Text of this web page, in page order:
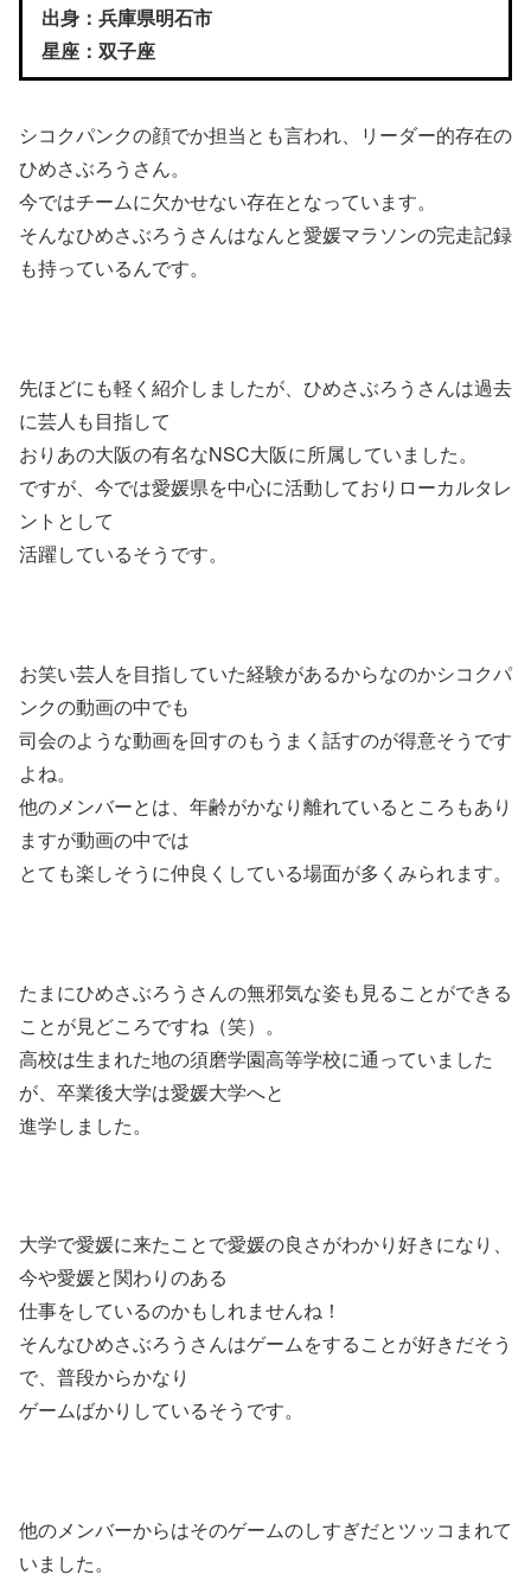
出身：兵庫県明石市
星座：双子座
シコクパンクの顔でか担当とも言われ、リーダー的存在の
ひめさぶろうさん。
今ではチームに欠かせない存在となっています。
そんなひめさぶろうさんはなんと愛媛マラソンの完走記録
も持っているんです。
先ほどにも軽く紹介しましたが、ひめさぶろうさんは過去
に芸人も目指して
おりあの大阪の有名なNSC大阪に所属していました。
ですが、今では愛媛県を中心に活動しておりローカルタレ
ントとして
活躍しているそうです。
お笑い芸人を目指していた経験があるからなのかシコクパ
ンクの動画の中でも
司会のような動画を回すのもうまく話すのが得意そうです
よね。
他のメンバーとは、年齢がかなり離れているところもあり
ますが動画の中では
とても楽しそうに仲良くしている場面が多くみられます。
たまにひめさぶろうさんの無邪気な姿も見ることができる
ことが見どころですね（笑）。
高校は生まれた地の須磨学園高等学校に通っていました
が、卒業後大学は愛媛大学へと
進学しました。
大学で愛媛に来たことで愛媛の良さがわかり好きになり、
今や愛媛と関わりのある
仕事をしているのかもしれませんね！
そんなひめさぶろうさんはゲームをすることが好きだそう
で、普段からかなり
ゲームばかりしているそうです。
他のメンバーからはそのゲームのしすぎだとツッコまれて
いました。